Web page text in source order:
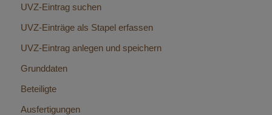
UVZ-Eintrag suchen
UVZ-Einträge als Stapel erfassen
UVZ-Eintrag anlegen und speichern
Grunddaten
Beteiligte
Ausfertigungen